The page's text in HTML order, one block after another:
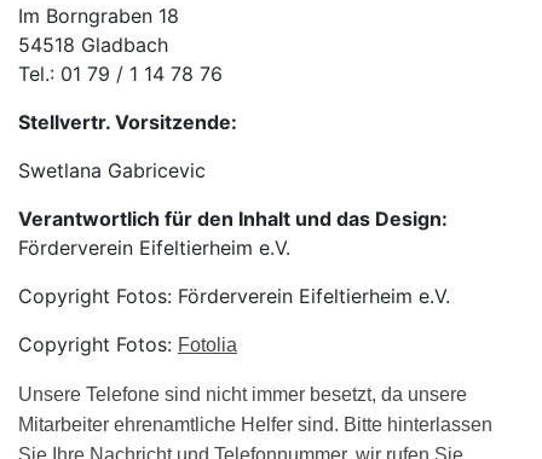
Im Borngraben 18
54518 Gladbach
Tel.: 01 79 / 1 14 78 76
Stellvertr. Vorsitzende:
Swetlana Gabricevic
Verantwortlich für den Inhalt und das Design:
Förderverein Eifeltierheim e.V.
Copyright Fotos: Förderverein Eifeltierheim e.V.
Copyright Fotos: Fotolia
Unsere Telefone sind nicht immer besetzt, da unsere
Mitarbeiter ehrenamtliche Helfer sind. Bitte hinterlassen
Sie Ihre Nachricht und Telefonnummer, wir rufen Sie